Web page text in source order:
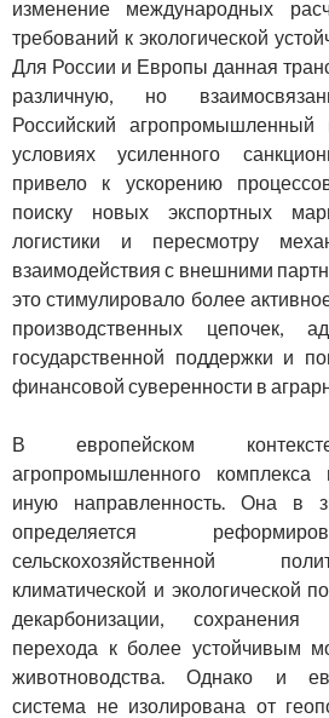
изменение международных
требований к экологической
Для России и Европы данная
различную, но
Российский агропромышленный
условиях усиленного
привело к ускорению
поиску новых экспортных
логистики и пересмотру
взаимодействия с внешними
это стимулировало более
производственных цепочек,
государственной поддержки и
финансовой суверенности в
В европейском
агропромышленного комплекса
иную направленность. Она в
определяется
сельскохозяйственной
климатической и экологической
декарбонизации, сохранения
перехода к более устойчивым
животноводства. Однако и
система не изолирована от